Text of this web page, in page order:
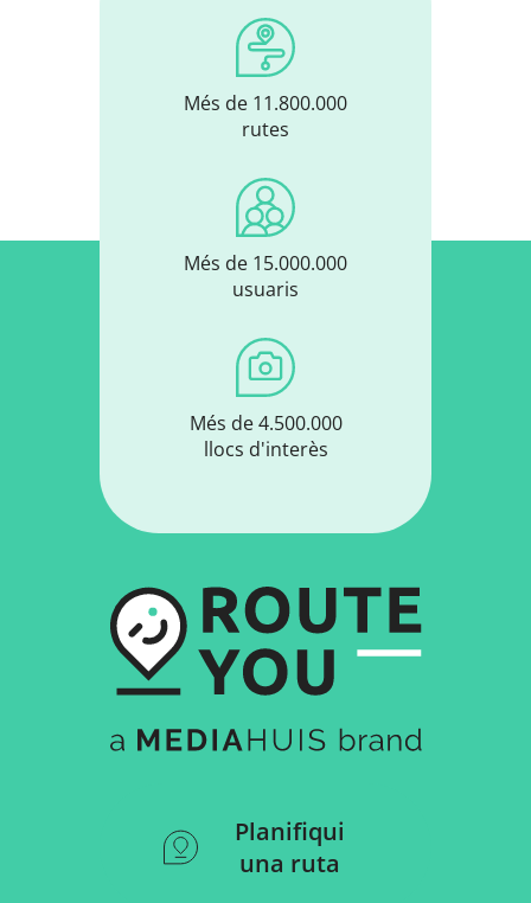
Més de 11.800.000
rutes
Més de 15.000.000
usuaris
Més de 4.500.000
llocs d'interès
Planifiqui
una ruta